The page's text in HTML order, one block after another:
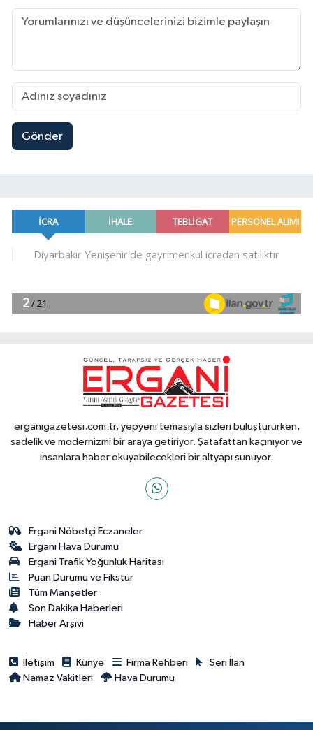
Gönder
erganigazetesi.com.tr, yepyeni temasıyla sizleri buluştururken,
sadelik ve modernizmi bir araya getiriyor. Şatafattan kaçınıyor ve
insanlara haber okuyabilecekleri bir altyapı sunuyor.
Ergani Nöbetçi Eczaneler
Ergani Hava Durumu
Ergani Trafik Yoğunluk Haritası
Puan Durumu ve Fikstür
Tüm Manşetler
Son Dakika Haberleri
Haber Arşivi
İletişim Künye Firma Rehberi
Seri İlan
Namaz Vakitleri
Hava Durumu